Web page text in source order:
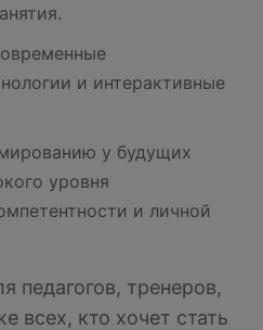
и интерактивные
у будущих
уровня
и личной
педагогов, тренеров,
всех, кто хочет стать